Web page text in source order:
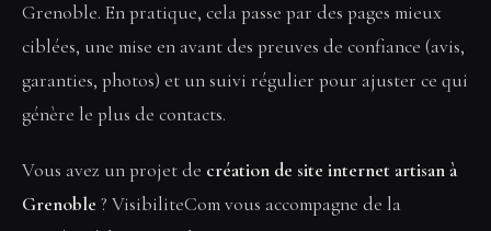
Grenoble. En pratique, cela passe par des pages mieux
ciblées, une mise en avant des preuves de confiance (avis,
garanties, photos) et un suivi régulier pour ajuster ce qui
génère le plus de contacts.
Vous avez un projet de création de site internet artisan à
Grenoble ? VisibiliteCom vous accompagne de la